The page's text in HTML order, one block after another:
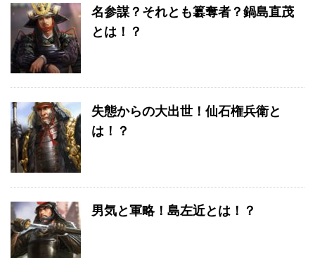
名参謀？それとも簒奪者？鍋島直茂
とは！？
失態からの大出世！仙石権兵衛と
は！？
男気と軍略！島左近とは！？